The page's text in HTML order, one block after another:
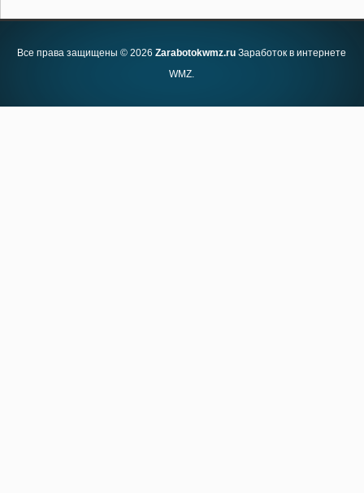
Все права защищены © 2026Zarabotokwmz.ruЗаработок в интернете
WMZ.